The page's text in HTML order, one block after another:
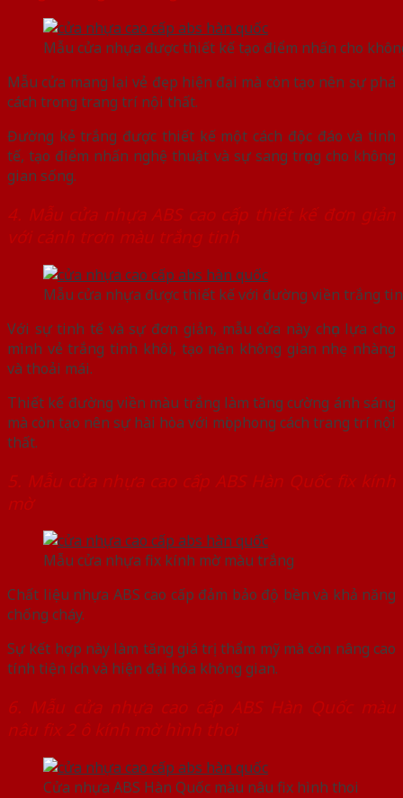
Mẫu cửa nhựa được thiết kế tạo điểm nhấn cho
Mẫu cửa mang lại vẻ đẹp hiện đại mà còn tạo nên sự phá
cách trong trang trí nội thất.
Đường kẻ trắng được thiết kế một cách độc đáo và tinh
tế, tạo điểm nhấn nghệ thuật và sự sang trọng cho không
gian sống.
4. Mẫu cửa nhựa ABS cao cấp thiết kế đơn giản
với cánh trơn màu trắng tinh
Mẫu cửa nhựa được thiết kế với đường viền trắng
Với sự tinh tế và sự đơn giản, mẫu cửa này chọn lựa cho
mình vẻ trắng tinh khôi, tạo nên không gian nhẹ nhàng
và thoải mái.
Thiết kế đường viền màu trắng làm tăng cường ánh sáng
mà còn tạo nên sự hài hòa với mọi phong cách trang trí nội
thất.
5. Mẫu cửa nhựa cao cấp ABS Hàn Quốc fix kính
mờ
Mẫu cửa nhựa fix kính mờ màu trắng
Chất liệu nhựa ABS cao cấp đảm bảo độ bền và khả năng
chống cháy.
Sự kết hợp này làm tăng giá trị thẩm mỹ mà còn nâng cao
tính tiện ích và hiện đại hóa không gian.
6. Mẫu cửa nhựa cao cấp ABS Hàn Quốc màu
nâu fix 2 ô kính mờ hình thoi
Cửa nhựa ABS Hàn Quốc màu nâu fix hình thoi